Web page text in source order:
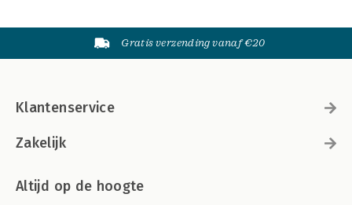
Gratis verzending vanaf €20
Klantenservice
Zakelijk
Altijd op de hoogte